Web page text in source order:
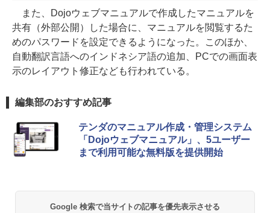
また、Dojoウェブマニュアルで作成したマニュアルを
共有（外部公開）した場合に、マニュアルを閲覧するた
めのパスワードを設定できるようになった。このほか、
自動翻訳言語へのインドネシア語の追加、PCでの画面表
示のレイアウト修正なども行われている。
編集部のおすすめ記事
テンダのマニュアル作成・管理システム
「Dojoウェブマニュアル」、5ユーザー
まで利用可能な無料版を提供開始
Google 検索で当サイトの記事を優先表示させる